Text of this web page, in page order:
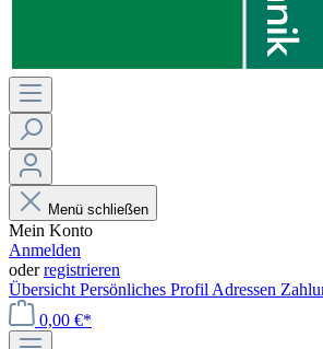
Menü schließen
Mein Konto
Anmelden
oderregistrieren
Übersicht Persönliches Profil Adressen
0,00 €*